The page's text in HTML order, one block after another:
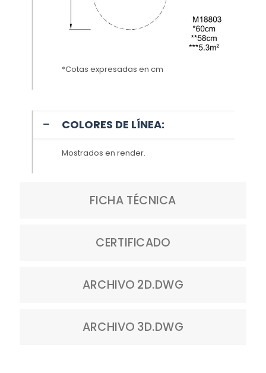
*Cotas expresadas en cm
COLORES DE LÍNEA:
Mostrados en render.
FICHA TÉCNICA
CERTIFICADO
ARCHIVO 2D.DWG
ARCHIVO 3D.DWG